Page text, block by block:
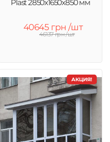
Plast 2850х1650х850 мм
40645 грн /шт
46137 грн /шт
АКЦИЯ!